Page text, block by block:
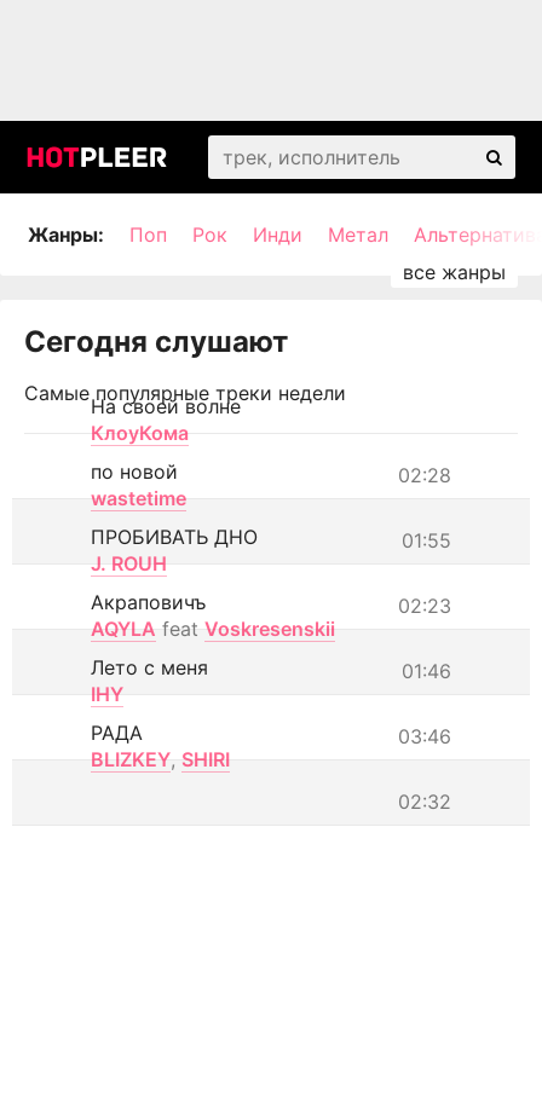
Жанры: Поп Рок Инди Метал
Сегодня слушают
Самые популярные треки недели
На своей волне
КлоуКома
02:28
по новой
wastetime
01:55
ПРОБИВАТЬ ДНО
J. ROUH
02:23
Акраповичъ
AQYLA feat Voskresenskii
01:46
Лето с меня
IHY
03:46
РАДА
BLIZKEY, SHIRI
02:32